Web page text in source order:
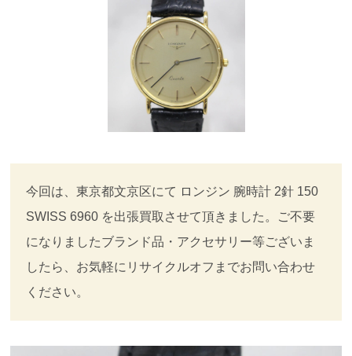
今回は、東京都文京区にて ロンジン 腕時計 2針 150
SWISS 6960 を出張買取させて頂きました。ご不要
になりましたブランド品・アクセサリー等ございま
したら、お気軽にリサイクルオフまでお問い合わせ
ください。